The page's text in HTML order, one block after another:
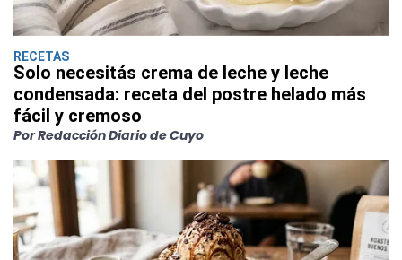
RECETAS
Solo necesitás crema de leche y leche
condensada: receta del postre helado más
fácil y cremoso
Por Redacción Diario de Cuyo